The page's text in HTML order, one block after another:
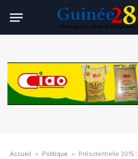
Accueil » Politique » Présidentielle 2015 :